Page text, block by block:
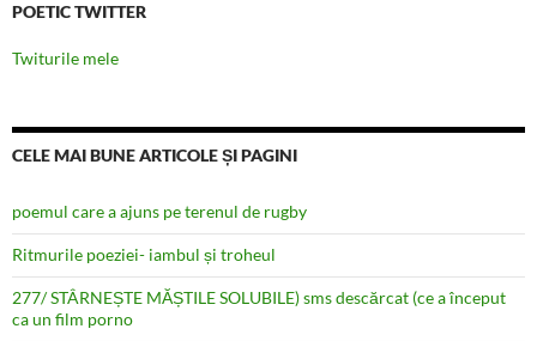
POETIC TWITTER
Twiturile mele
CELE MAI BUNE ARTICOLE ȘI PAGINI
poemul care a ajuns pe terenul de rugby
Ritmurile poeziei- iambul și troheul
277/ STÂRNEȘTE MĂȘTILE SOLUBILE) sms descărcat (ce a început
ca un film porno